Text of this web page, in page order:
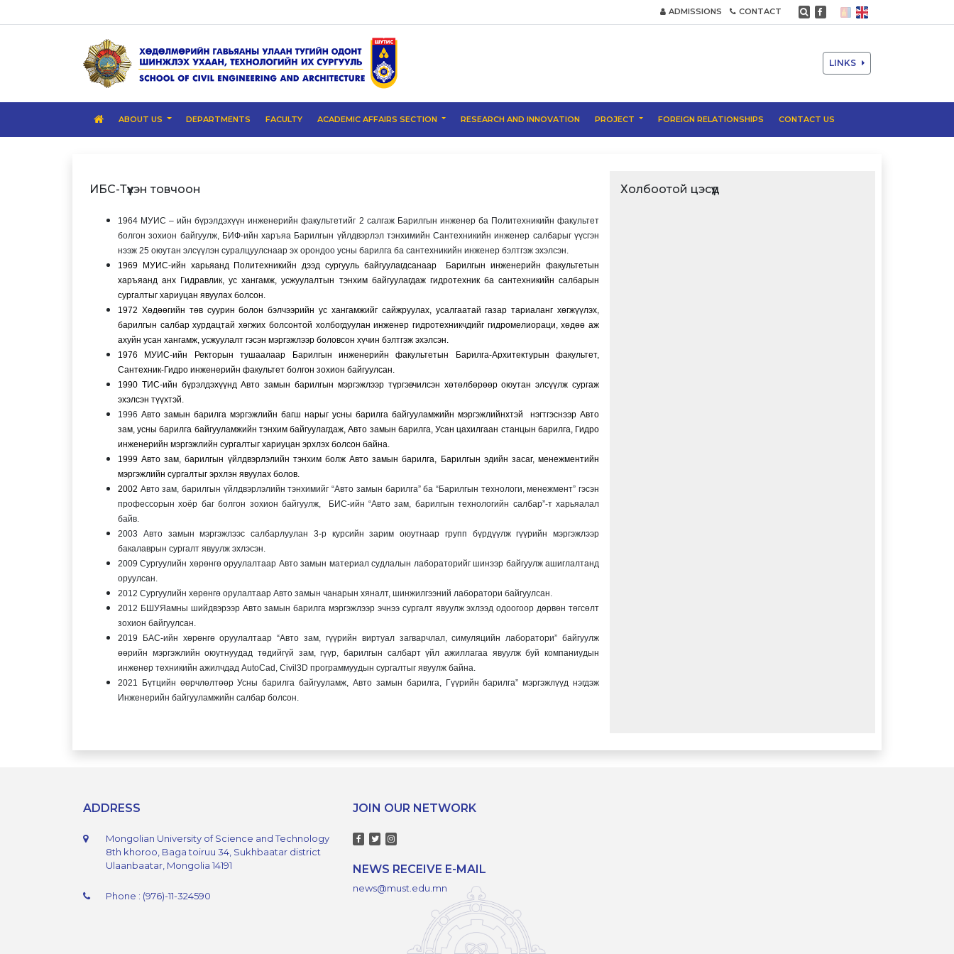
ADMISSIONS CONTACT
LINKS
ABOUT US DEPARTMENTS FACULTY ACADEMIC AFFAIRS SECTION RESEARCH AND INNOVATION PROJECT FOREIGN RELATIONSHIPS CONTACT US
ИБС-Түүхэн товчоон
1964 МУИС – ийн бүрэлдэхүүн инженерийн факультетийг 2 салгаж Барилгын инженер ба Политехникийн факультет
болгон зохион байгуулж, БИФ-ийн харъяа Барилгын үйлдвэрлэл тэнхимийн Сантехникийн инженер салбарыг үүсгэн
нээж 25 оюутан элсүүлэн суралцуулснаар эх орондоо усны барилга ба сантехникийн инженер бэлтгэж эхэлсэн.
1969 МУИС-ийн харьяанд Политехникийн дээд сургууль байгуулагдсанаар Барилгын инженерийн факультетын
харъяанд анх Гидравлик, ус хангамж, усжуулалтын тэнхим байгуулагдаж гидротехник ба сантехникийн салбарын
сургалтыг хариуцан явуулах болсон.
1972 Хөдөөгийн төв суурин болон бэлчээрийн ус хангамжийг сайжруулах, усалгаатай газар тариаланг хөгжүүлэх,
барилгын салбар хурдацтай хөгжих болсонтой холбогдуулан инженер гидротехникчдийг гидромелиораци, хөдөө аж
ахуйн усан хангамж, усжуулалт гэсэн мэргэжлээр боловсон хүчин бэлтгэж эхэлсэн.
1976 МУИС-ийн Ректорын тушаалаар Барилгын инженерийн факультетын Барилга-Архитектурын факультет,
Сантехник-Гидро инженерийн факультет болгон зохион байгуулсан.
1990 ТИС-ийн бүрэлдэхүүнд Авто замын барилгын мэргэжлээр түргэвчилсэн хөтөлбөрөөр оюутан элсүүлж сургаж
эхэлсэн түүхтэй.
1996 Авто замын барилга мэргэжлийн багш нарыг усны барилга байгууламжийн мэргэжлийнхтэй нэгтгэснээр Авто
зам, усны барилга байгууламжийн тэнхим байгуулагдаж, Авто замын барилга, Усан цахилгаан станцын барилга, Гидро
инженерийн мэргэжлийн сургалтыг хариуцан эрхлэх болсон байна.
1999 Авто зам, барилгын үйлдвэрлэлийн тэнхим болж Авто замын барилга, Барилгын эдийн засаг, менежментийн
мэргэжлийн сургалтыг эрхлэн явуулах болов.
2002 Авто зам, барилгын үйлдвэрлэлийн тэнхимийг “Авто замын барилга” ба “Барилгын технологи, менежмент” гэсэн
профессорын хоёр баг болгон зохион байгуулж, БИС-ийн “Авто зам, барилгын технологийн салбар”-т харьяалал
байв.
2003 Авто замын мэргэжлээс салбарлуулан 3-р курсийн зарим оюутнаар групп бүрдүүлж гүүрийн мэргэжлээр
бакалаврын сургалт явуулж эхлэсэн.
2009 Сургуулийн хөрөнгө оруулалтаар Авто замын материал судлалын лабораторийг шинээр байгуулж ашиглалтанд
оруулсан.
2012 Сургуулийн хөрөнгө орулалтаар Авто замын чанарын хяналт, шинжилгээний лаборатори байгуулсан.
2012 БШУЯамны шийдвэрээр Авто замын барилга мэргэжлээр эчнээ сургалт явуулж эхлээд одоогоор дөрвөн төгсөлт
зохион байгуулсан.
2019 БАС-ийн хөрөнгө оруулалтаар “Авто зам, гүүрийн виртуал загварчлал, симуляцийн лаборатори” байгуулж
өөрийн мэргэжлийн оюутнуудад төдийгүй зам, гүүр, барилгын салбарт үйл ажиллагаа явуулж буй компаниудын
инженер техникийн ажилчдад AutoCad, Civil3D программуудын сургалтыг явуулж байна.
2021 Бүтцийн өөрчлөлтөөр Усны барилга байгууламж, Авто замын барилга, Гүүрийн барилга” мэргэжлүүд нэгдэж
Инженерийн байгууламжийн салбар болсон.
Холбоотой цэсүүд
ADDRESS
Mongolian University of Science and Technology
8th khoroo, Baga toiruu 34, Sukhbaatar district
Ulaanbaatar, Mongolia 14191
Phone : (976)-11-324590
JOIN OUR NETWORK
NEWS RECEIVE E-MAIL
news@must.edu.mn